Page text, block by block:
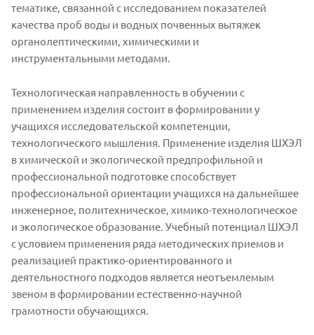
тематике, связанной с исследованием показателей
качества проб воды и водных почвенных вытяжек
органолептическими, химическими и
инструментальными методами.
Технологическая направленность в обучении с
применением изделия состоит в формировании у
учащихся исследовательской компетенции,
технологического мышления. Применение изделия ШХЭЛ
в химической и экологической предпрофильной и
профессиональной подготовке способствует
профессиональной ориентации учащихся на дальнейшее
инженерное, политехническое, химико-технологическое
и экологическое образование. Учебный потенциал ШХЭЛ
с условием применения ряда методических приемов и
реализацией практико-ориентированного и
деятельностного подходов является неотъемлемым
звеном в формировании естественно-научной
грамотности обучающихся.